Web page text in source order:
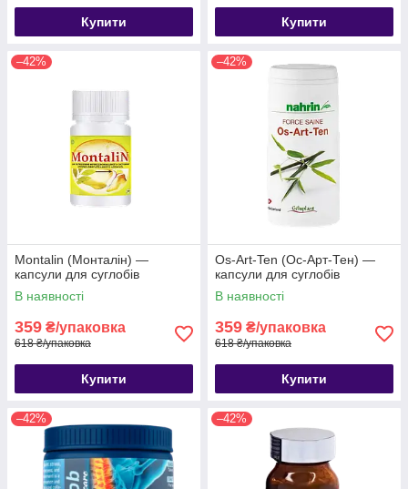
Купити Купити
–42%
Montalin (Монталін) —
капсули для суглобів
В наявності
359 ₴/упаковка
618 ₴/упаковка
Купити
–42%
Os-Art-Ten (Ос-Арт-Тен) —
капсули для суглобів
В наявності
359 ₴/упаковка
618 ₴/упаковка
Купити
–42% –42%